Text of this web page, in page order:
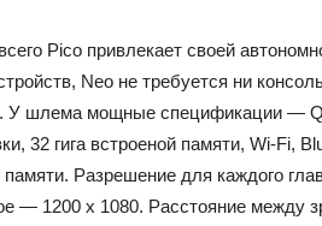
Pico привлекает своей
Neo не требуется ни
У шлема мощные спецификации —
32 гига встроеной памяти, Wi-Fi,
памяти. Разрешение для каждого
— 1200 x 1080. Расстояние между